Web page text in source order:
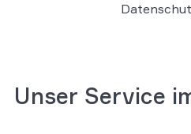
Unser Service